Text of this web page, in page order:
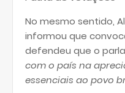
No mesmo sentido,
informou que
defendeu que o
com o país na
essenciais ao povo